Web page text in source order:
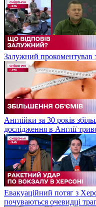
Залужний прокоментував
Англійки за 30 років
дослідження в Англії
Евакуаційний потяг з
почуваються очевидці